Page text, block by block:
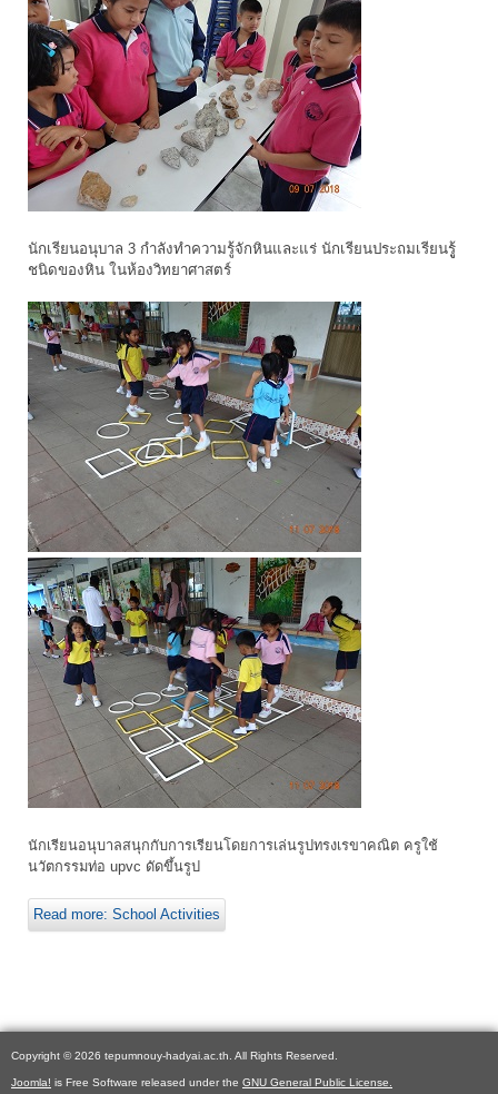
นักเรียนอนุบาล 3 กำลังทำความรู้จักหินและแร่ นักเรียนประถมเรียนรูู้
ชนิดของหิน ในห้องวิทยาศาสตร์
นักเรียนอนุบาลสนุกกับการเรียนโดยการเล่นรูปทรงเรขาคณิต ครูใช้
นวัตกรรมท่อ upvc ดัดขึ้นรูป
Read more: School Activities
Copyright © 2026 tepumnouy-hadyai.ac.th. All Rights Reserved.
Joomla! is Free Software released under the GNU General Public License.